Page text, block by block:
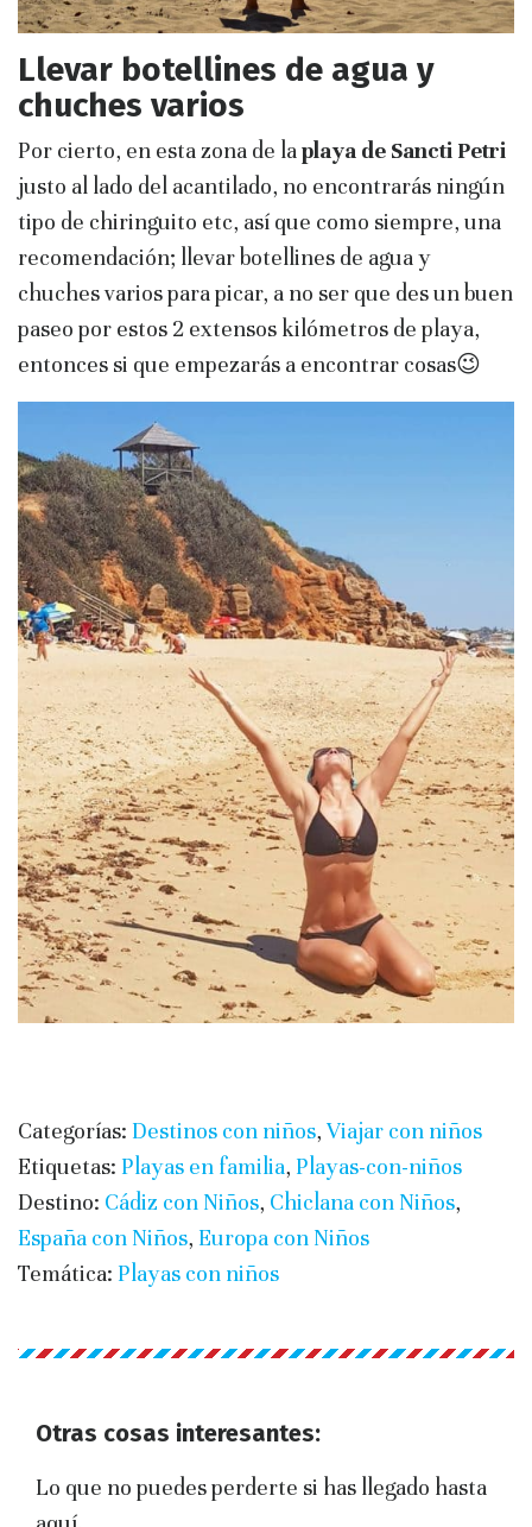
Llevar botellines de agua y
chuches varios
Por cierto, en esta zona de laplaya de Sancti Petri
justo al lado del acantilado, no encontrarás ningún
tipo de chiringuito etc, así que como siempre, una
recomendación; llevar botellines de agua y
chuches varios para picar, a no ser que des un buen
paseo por estos 2 extensos kilómetros de playa,
entonces si que empezarás a encontrar cosas😉
Categorías: Destinos con niños, Viajar con niños
Etiquetas: Playas en familia, Playas-con-niños
Destino: Cádiz con Niños, Chiclana con Niños,
España con Niños, Europa con Niños
Temática: Playas con niños
Otras cosas interesantes:
Lo que no puedes perderte si has llegado hasta